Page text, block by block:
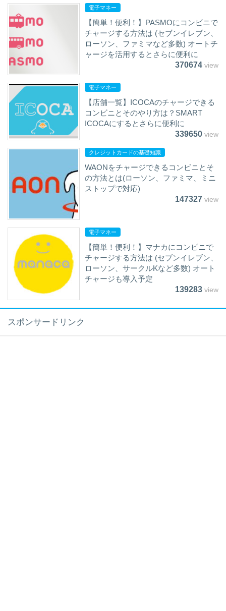
電子マネー
【簡単！便利！】PASMOにコンビニで
チャージする方法は (セブンイレブン、
ローソン、ファミマなど多数) オートチ
ャージを活用するとさらに便利に
370674view
電子マネー
【店舗一覧】ICOCAのチャージできる
コンビニとそのやり方は？SMART
ICOCAにするとさらに便利に
339650view
クレジットカードの基礎知識
WAONをチャージできるコンビニとそ
の方法とは(ローソン、ファミマ、ミニ
ストップで対応)
147327view
電子マネー
【簡単！便利！】マナカにコンビニで
チャージする方法は (セブンイレブン、
ローソン、サークルKなど多数) オート
チャージも導入予定
139283view
スポンサードリンク